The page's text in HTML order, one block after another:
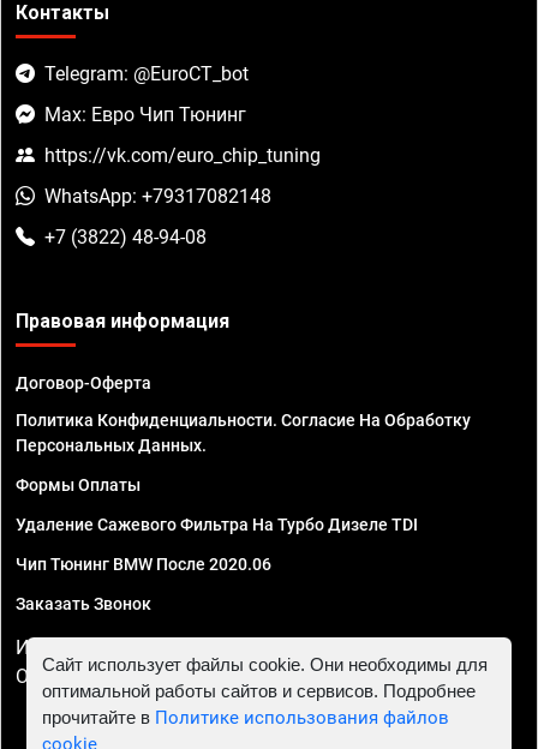
Контакты
Telegram: @EuroCT_bot
Max: Евро Чип Тюнинг
https://vk.com/euro_chip_tuning
WhatsApp: +79317082148
+7 (3822) 48-94-08
Правовая информация
Договор-Оферта
Политика Конфиденциальности. Согласие На Обработку
Персональных Данных.
Формы Оплаты
Удаление Сажевого Фильтра На Турбо Дизеле TDI
Чип Тюнинг BMW После 2020.06
Заказать Звонок
ИП Смирнов Георгий Павлович. ИНН 781302555843,
ОГРНИП 324470400032610
Сайт использует файлы cookie. Они необходимы для
оптимальной работы сайтов и сервисов. Подробнее
прочитайте в Политике использования файлов
cookie